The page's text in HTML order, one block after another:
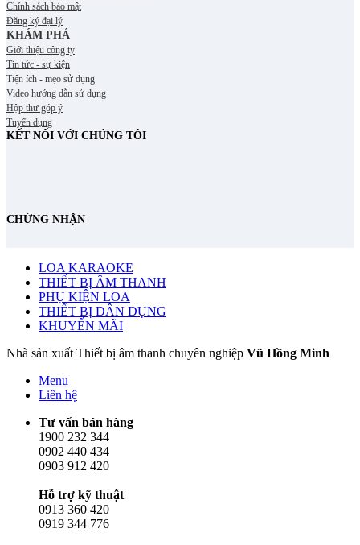
Chính sách bảo mật
Đăng ký đại lý
KHÁM PHÁ
Giới thiệu công ty
Tin tức - sự kiện
Tiện ích - mẹo sử dụng
Video hướng dẫn sử dụng
Hộp thư góp ý
Tuyển dụng
KẾT NỐI VỚI CHÚNG TÔI
CHỨNG NHẬN
LOA KARAOKE
THIẾT BỊ ÂM THANH
PHỤ KIỆN LOA
THIẾT BỊ DÂN DỤNG
KHUYẾN MÃI
Nhà sản xuất Thiết bị âm thanh chuyên nghiệp Vũ Hồng Minh
Menu
Liên hệ
Tư vấn bán hàng
1900 232 344
0902 440 434
0903 912 420
Hỗ trợ kỹ thuật
0913 360 420
0919 344 776